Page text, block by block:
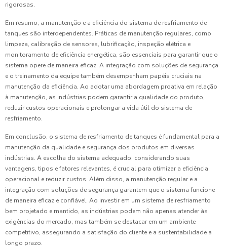
rigorosas.
Em resumo, a manutenção e a eficiência do sistema de resfriamento de
tanques são interdependentes. Práticas de manutenção regulares, como
limpeza, calibração de sensores, lubrificação, inspeção elétrica e
monitoramento de eficiência energética, são essenciais para garantir que o
sistema opere de maneira eficaz. A integração com soluções de segurança
e o treinamento da equipe também desempenham papéis cruciais na
manutenção da eficiência. Ao adotar uma abordagem proativa em relação
à manutenção, as indústrias podem garantir a qualidade do produto,
reduzir custos operacionais e prolongar a vida útil do sistema de
resfriamento.
Em conclusão, o sistema de resfriamento de tanques é fundamental para a
manutenção da qualidade e segurança dos produtos em diversas
indústrias. A escolha do sistema adequado, considerando suas
vantagens, tipos e fatores relevantes, é crucial para otimizar a eficiência
operacional e reduzir custos. Além disso, a manutenção regular e a
integração com soluções de segurança garantem que o sistema funcione
de maneira eficaz e confiável. Ao investir em um sistema de resfriamento
bem projetado e mantido, as indústrias podem não apenas atender às
exigências do mercado, mas também se destacar em um ambiente
competitivo, assegurando a satisfação do cliente e a sustentabilidade a
longo prazo.